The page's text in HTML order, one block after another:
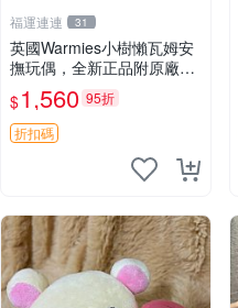
福運連連 31
英國Warmies小樹懶瓦姆安
撫玩偶，全新正品附原廠吊
牌與防塵袋，內藏薰衣草可
加熱，適合各個年齡層，冷
暖兩用享受抱抱樂趣，不容
錯過嚴選好物 溫暖 冷感
$1,560 95折
折扣碼